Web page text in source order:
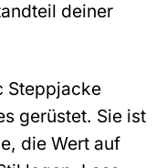
deiner
Steppjacke
gerüstet. Sie ist
die Wert auf